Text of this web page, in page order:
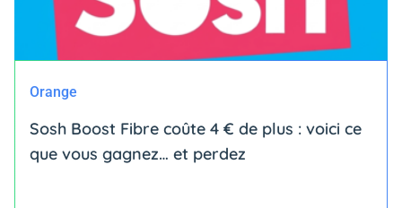
Orange
Sosh Boost Fibre coûte 4 € de plus : voici ce
que vous gagnez… et perdez